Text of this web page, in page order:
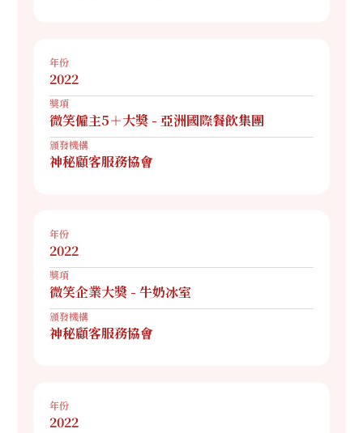
年份
2022
獎項
微笑僱主5＋大獎 - 亞洲國際餐飲集團
頒發機構
神秘顧客服務協會
年份
2022
獎項
微笑企業大獎 - 牛奶冰室
頒發機構
神秘顧客服務協會
年份
2022